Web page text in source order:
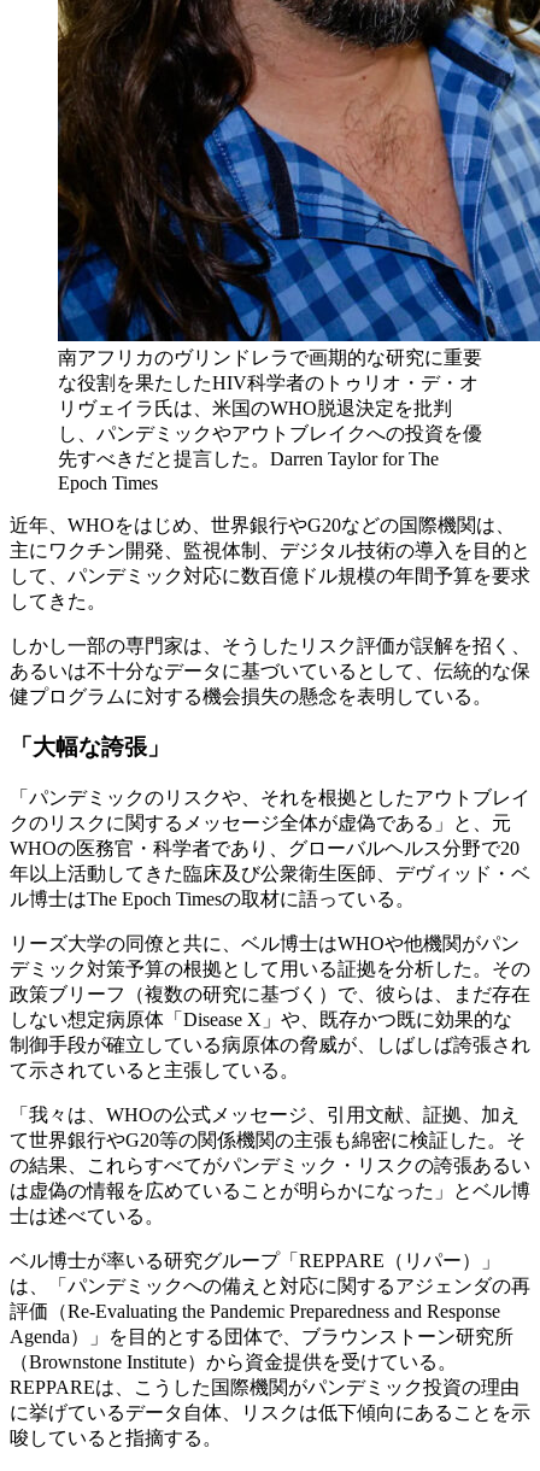
南アフリカのヴリンドレラで画期的な研究に重要
な役割を果たしたHIV科学者のトゥリオ・デ・オ
リヴェイラ氏は、米国のWHO脱退決定を批判
し、パンデミックやアウトブレイクへの投資を優
先すべきだと提言した。Darren Taylor for The
Epoch Times
近年、WHOをはじめ、世界銀行やG20などの国際機関は、
主にワクチン開発、監視体制、デジタル技術の導入を目的と
して、パンデミック対応に数百億ドル規模の年間予算を要求
してきた。
しかし一部の専門家は、そうしたリスク評価が誤解を招く、
あるいは不十分なデータに基づいているとして、伝統的な保
健プログラムに対する機会損失の懸念を表明している。
「大幅な誇張」
「パンデミックのリスクや、それを根拠としたアウトブレイ
クのリスクに関するメッセージ全体が虚偽である」と、元
WHOの医務官・科学者であり、グローバルヘルス分野で20
年以上活動してきた臨床及び公衆衛生医師、デヴィッド・ベ
ル博士はThe Epoch Timesの取材に語っている。
リーズ大学の同僚と共に、ベル博士はWHOや他機関がパン
デミック対策予算の根拠として用いる証拠を分析した。その
政策ブリーフ（複数の研究に基づく）で、彼らは、まだ存在
しない想定病原体「Disease X」や、既存かつ既に効果的な
制御手段が確立している病原体の脅威が、しばしば誇張され
て示されていると主張している。
「我々は、WHOの公式メッセージ、引用文献、証拠、加え
て世界銀行やG20等の関係機関の主張も綿密に検証した。そ
の結果、これらすべてがパンデミック・リスクの誇張あるい
は虚偽の情報を広めていることが明らかになった」とベル博
士は述べている。
ベル博士が率いる研究グループ「REPPARE（リパー）」
は、「パンデミックへの備えと対応に関するアジェンダの再
評価（Re-Evaluating the Pandemic Preparedness and Response
Agenda）」を目的とする団体で、ブラウンストーン研究所
（Brownstone Institute）から資金提供を受けている。
REPPAREは、こうした国際機関がパンデミック投資の理由
に挙げているデータ自体、リスクは低下傾向にあることを示
唆していると指摘する。